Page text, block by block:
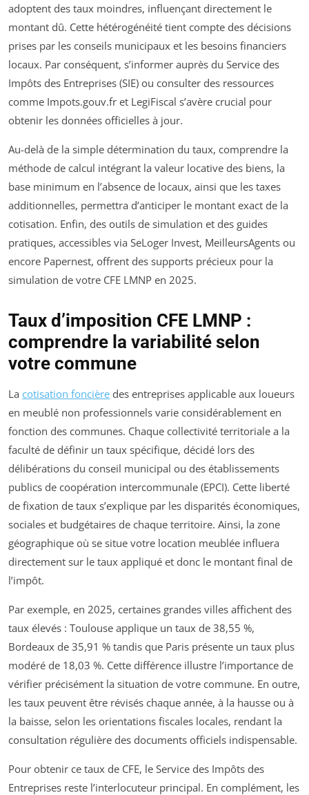
adoptent des taux moindres, influençant directement le
montant dû. Cette hétérogénéité tient compte des décisions
prises par les conseils municipaux et les besoins financiers
locaux. Par conséquent, s’informer auprès du Service des
Impôts des Entreprises (SIE) ou consulter des ressources
comme Impots.gouv.fr et LegiFiscal s’avère crucial pour
obtenir les données officielles à jour.
Au-delà de la simple détermination du taux, comprendre la
méthode de calcul intégrant la valeur locative des biens, la
base minimum en l’absence de locaux, ainsi que les taxes
additionnelles, permettra d’anticiper le montant exact de la
cotisation. Enfin, des outils de simulation et des guides
pratiques, accessibles via SeLoger Invest, MeilleursAgents ou
encore Papernest, offrent des supports précieux pour la
simulation de votre CFE LMNP en 2025.
Taux d’imposition CFE LMNP :
comprendre la variabilité selon
votre commune
La cotisation foncière des entreprises applicable aux loueurs
en meublé non professionnels varie considérablement en
fonction des communes. Chaque collectivité territoriale a la
faculté de définir un taux spécifique, décidé lors des
délibérations du conseil municipal ou des établissements
publics de coopération intercommunale (EPCI). Cette liberté
de fixation de taux s’explique par les disparités économiques,
sociales et budgétaires de chaque territoire. Ainsi, la zone
géographique où se situe votre location meublée influera
directement sur le taux appliqué et donc le montant final de
l’impôt.
Par exemple, en 2025, certaines grandes villes affichent des
taux élevés : Toulouse applique un taux de 38,55 %,
Bordeaux de 35,91 % tandis que Paris présente un taux plus
modéré de 18,03 %. Cette différence illustre l’importance de
vérifier précisément la situation de votre commune. En outre,
les taux peuvent être révisés chaque année, à la hausse ou à
la baisse, selon les orientations fiscales locales, rendant la
consultation régulière des documents officiels indispensable.
Pour obtenir ce taux de CFE, le Service des Impôts des
Entreprises reste l’interlocuteur principal. En complément, les